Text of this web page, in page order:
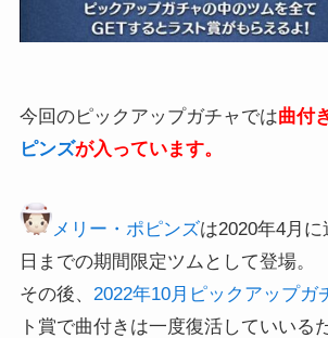
今回のピックアップガチャでは曲付
ピンズが入っています。
メリー・ポピンズは2020年4月
日までの期間限定ツムとして登場。
その後、 2022年10月ピックアップガ
ト賞で曲付きは一度復活していいる